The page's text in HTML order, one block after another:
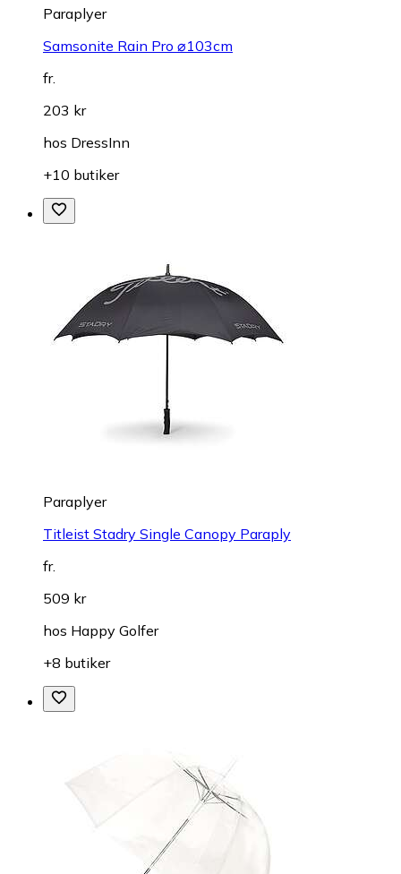
Paraplyer
Samsonite Rain Pro ⌀103cm
fr.
203 kr
hos DressInn
+10 butiker
Paraplyer
Titleist Stadry Single Canopy Paraply
fr.
509 kr
hos Happy Golfer
+8 butiker